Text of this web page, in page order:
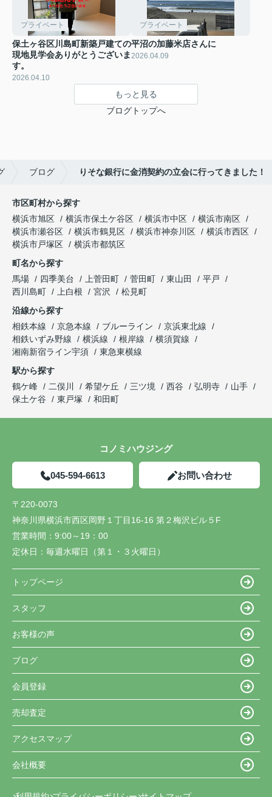
プライベート
保土ヶ谷区川島町新築戸建ての
現地見学会ありがとうございま
す。
2026.04.10
プライベート
平沼の加藤米店さんに
2026.04.09
もっと見る
ブログトップへ
ブログ りそな銀行に金消契約の立会に行ってきました！
市区町村から探す
横浜市旭区
横浜市保土ケ谷区 横浜市中区
横浜市南区
横浜市瀬谷区
横浜市鶴見区 横浜市神奈川区
横浜市西区
横浜市戸塚区
横浜市都筑区
町名から探す
馬場
四季美台 上菅田町 菅田町 東山田
平戸
西川島町
上白根 宮沢
松見町
沿線から探す
相鉄本線
京急本線 ブルーライン
京浜東北線
相鉄いずみ野線
横浜線 根岸線
横須賀線
湘南新宿ライン宇須
東急東横線
駅から探す
鶴ケ峰
二俣川 希望ケ丘 三ツ境 西谷 弘明寺
山手
保土ケ谷
東戸塚 和田町
コノミハウジング
045-594-6613 お問い合わせ
〒220-0073
神奈川県横浜市西区岡野１丁目16-16 第２梅沢ビル５F
営業時間： 9:00～19：00
定休日： 毎週水曜日（第１・３火曜日）
トップページ
スタッフ
お客様の声
ブログ
会員登録
売却査定
アクセスマップ
会社概要